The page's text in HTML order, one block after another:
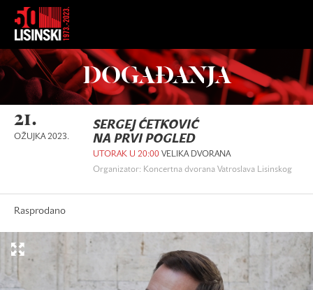
DOGAĐANJA
21.
OŽUJKA 2023.
SERGEJ ĆETKOVIĆ
NA PRVI POGLED
UTORAK U 20:00 VELIKA DVORANA
Organizator: Koncertna dvorana Vatroslava Lisinskog
Rasprodano